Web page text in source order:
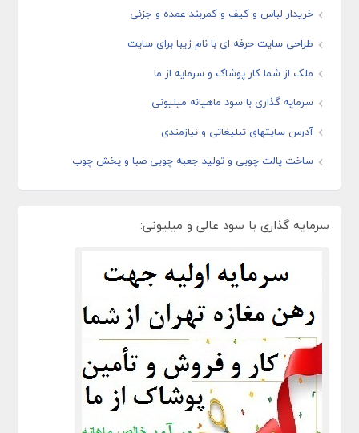
خریدار لباس و کیف و کمربند عمده و جزئی
طراحی سایت حرفه ای با نام زیبا برای سایت
ملک از شما کار پوشاک و سرمایه از ما
سرمایه گذاری با سود ماهیانه میلیونی
آدرس سایتهای تبلیغاتی و نیازمندی
ساخت پالت چوبی و تولید جعبه چوبی صبا و پخش چوب
سرمایه گذاری با سود عالی و میلیونی: